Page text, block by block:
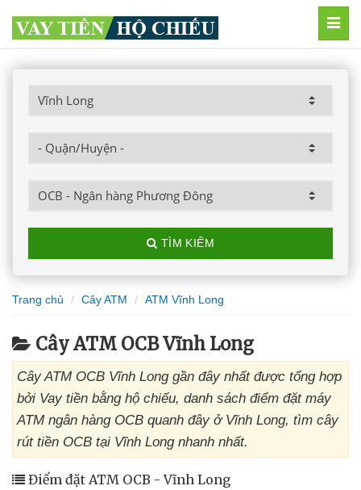
TÌM KIẾM
Trang chủ Cây ATM ATM Vĩnh Long
Cây ATM OCB Vĩnh Long
Cây ATM OCB Vĩnh Long gần đây nhất được tổng hợp
bởi Vay tiền bằng hộ chiếu, danh sách điểm đặt máy
ATM ngân hàng OCB quanh đây ở Vĩnh Long, tìm cây
rút tiền OCB tại Vĩnh Long nhanh nhất.
Điểm đặt ATM OCB - Vĩnh Long